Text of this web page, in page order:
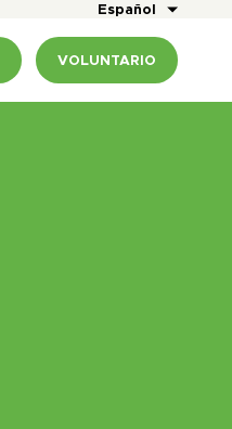
Español
VOLUNTARIO